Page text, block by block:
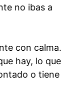
no ibas a
con calma.
hay, lo que
o tiene